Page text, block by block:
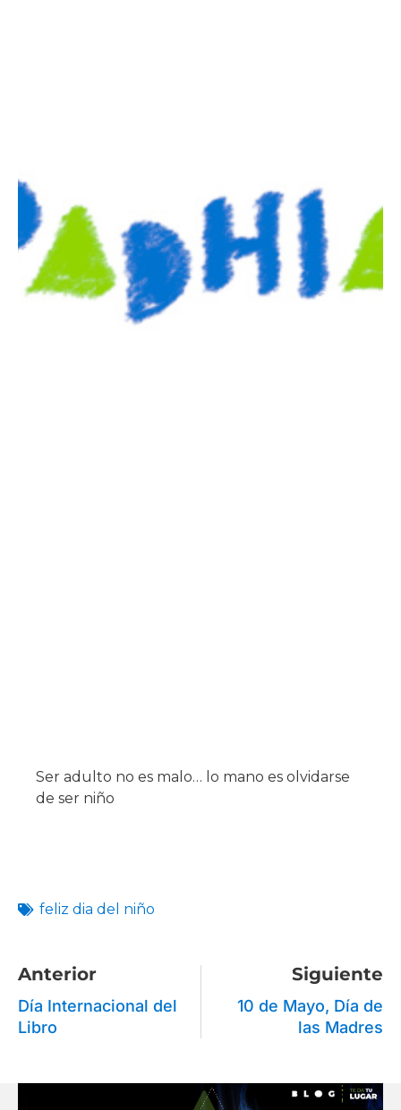
Ser adulto no es malo… lo mano es olvidarse
de ser niño
feliz dia del niño
Anterior
Día Internacional del
Libro
Siguiente
10 de Mayo, Día de
las Madres